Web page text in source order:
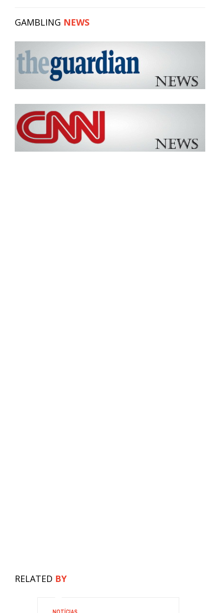
GAMBLING NEWS
RELATED BY